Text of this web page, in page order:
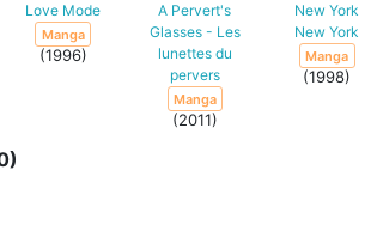
Love Mode
Manga
(1996)
A Pervert's
Glasses - Les
lunettes du
pervers
Manga
(2011)
New York
New York
Manga
(1998)